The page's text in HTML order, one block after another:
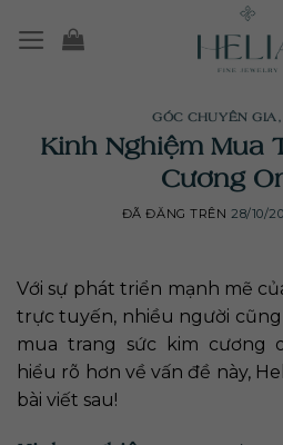
đến
GÓC CHUYÊN GIA
Kinh Nghiệm Mua
Cương
ĐÃ ĐĂNG TRÊN28/10/
Với sự phát triển mạnh mẽ
trực tuyến, nhiều người cũng
mua trang sức kim cương
hiểu rõ hơn về vấn đề này,
bài viết sau!